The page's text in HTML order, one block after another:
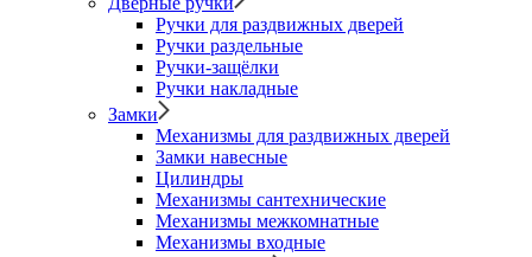
Ручки для раздвижных дверей
Ручки раздельные
Ручки-защёлки
Ручки накладные
Замки
Механизмы для раздвижных дверей
Замки навесные
Цилиндры
Механизмы сантехнические
Механизмы межкомнатные
Механизмы входные